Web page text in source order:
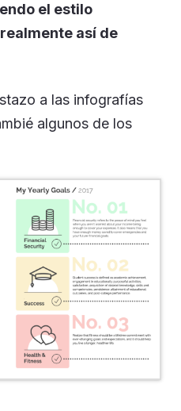
el estilo
así de
a las infografías
algunos de los